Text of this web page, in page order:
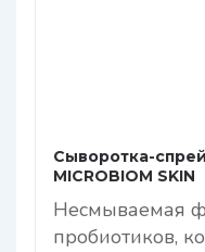
Сыворотка-
МICROBIOM SKIN
Несмываемая
пробиотиков,